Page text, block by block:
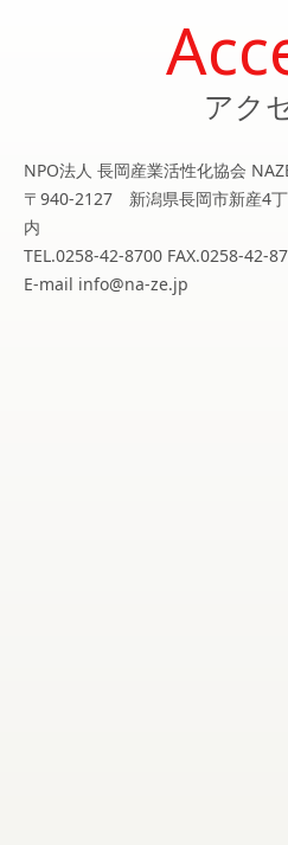
アク
NPO法人 長岡産業活性化協会
〒940-2127 新潟県長岡市新産4
内
TEL.0258-42-8700 FAX.0258-42-
E-mail info@na-ze.jp